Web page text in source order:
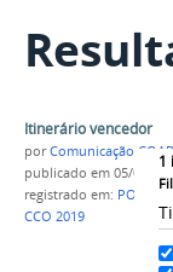
1
Itinerário vencedor
porComunicação
publicado em 05/06/
registrado em: POLO IV
CCO 2019